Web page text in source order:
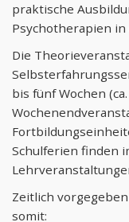
praktische
Psychotherapien
Die
bis fünf Wochen
Schulferien finden
Zeitlich
somit: